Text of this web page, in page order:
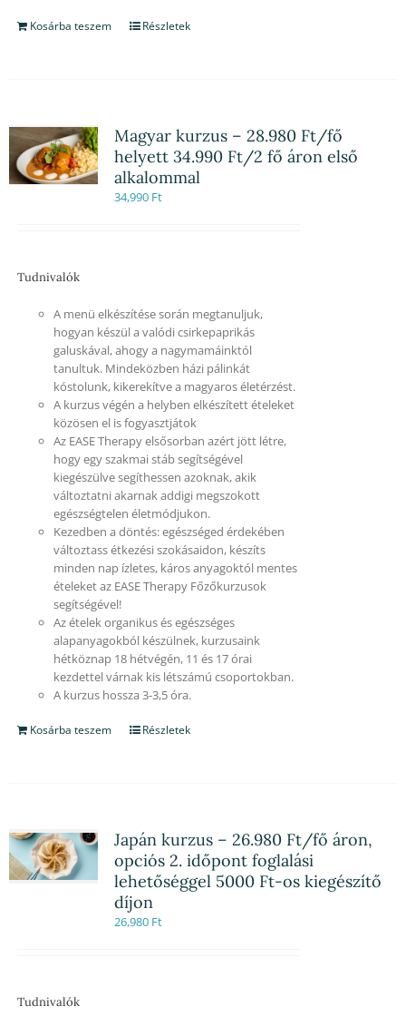
Kosárba teszem Részletek
Magyar kurzus – 28.980 Ft/fő
helyett 34.990 Ft/2 fő áron első
alkalommal
34,990 Ft
Tudnivalók
A menü elkészítése során megtanuljuk,
hogyan készül a valódi csirkepaprikás
galuskával, ahogy a nagymamáinktól
tanultuk. Mindeközben házi pálinkát
kóstolunk, kikerekítve a magyaros életérzést.
A kurzus végén a helyben elkészített ételeket
közösen el is fogyasztjátok
Az EASE Therapy elsősorban azért jött létre,
hogy egy szakmai stáb segítségével
kiegészülve segíthessen azoknak, akik
változtatni akarnak addigi megszokott
egészségtelen életmódjukon.
Kezedben a döntés: egészséged érdekében
változtass étkezési szokásaidon, készíts
minden nap ízletes, káros anyagoktól mentes
ételeket az EASE Therapy Főzőkurzusok
segítségével!
Az ételek organikus és egészséges
alapanyagokból készülnek, kurzusaink
hétköznap 18 hétvégén, 11 és 17 órai
kezdettel várnak kis létszámú csoportokban.
A kurzus hossza 3-3,5 óra.
Kosárba teszem Részletek
Japán kurzus – 26.980 Ft/fő áron,
opciós 2. időpont foglalási
lehetőséggel 5000 Ft-os kiegészítő
díjon
26,980 Ft
Tudnivalók